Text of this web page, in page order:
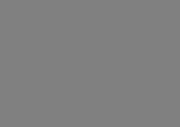
zeigt nur neue